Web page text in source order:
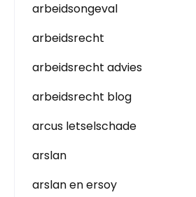
arbeidsongeval
arbeidsrecht
arbeidsrecht advies
arbeidsrecht blog
arcus letselschade
arslan
arslan en ersoy